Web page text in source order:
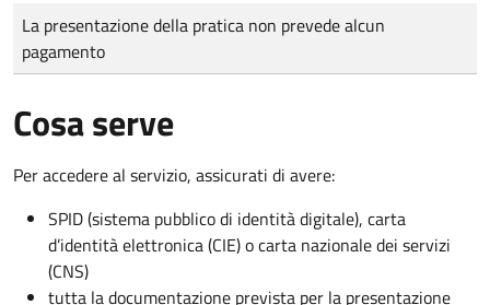
Tipo di pagamento
Importo
La presentazione della pratica non prevede alcun
pagamento
Cosa serve
Per accedere al servizio, assicurati di avere:
SPID (sistema pubblico di identità digitale), carta
d’identità elettronica (CIE) o carta nazionale dei servizi
(CNS)
tutta la documentazione prevista per la presentazione